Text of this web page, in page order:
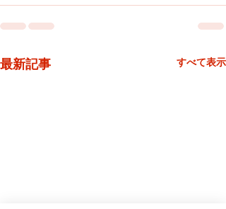
最新記事 すべて表示